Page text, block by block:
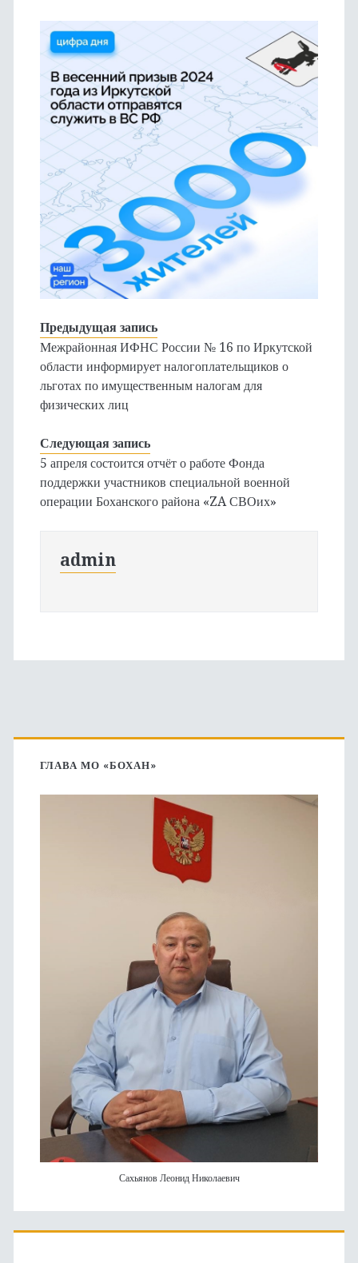
Предыдущая запись
Межрайонная ИФНС России № 16 по Иркутской
области информирует налогоплательщиков о
льготах по имущественным налогам для
физических лиц
Следующая запись
5 апреля состоится отчёт о работе Фонда
поддержки участников специальной военной
операции Боханского района «ZA СВОих»
admin
Основная
боковая
ГЛАВА МО «БОХАН»
Сахьянов Леонид Николаевич